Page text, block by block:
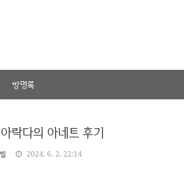
방명록
락다의 아네트 후기
2024. 6. 2. 22:14